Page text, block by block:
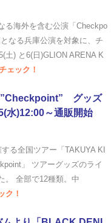
る海外を含む公演「Checkpo
なる兵庫公演を対象に、チ
土) と6(日)GLION ARENA K
ェック！
グッズ
水)12:00～通販開始
る全国ツアー「TAKUYA KI
」 ツアーグッズのライ
。 全部で12種類。中
ク！